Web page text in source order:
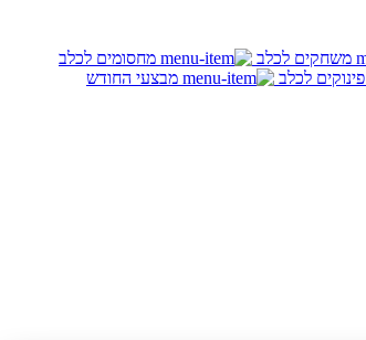
משחקים לכלב
מחסומים לכלב
פינוקים לכלב מבצעי החודש